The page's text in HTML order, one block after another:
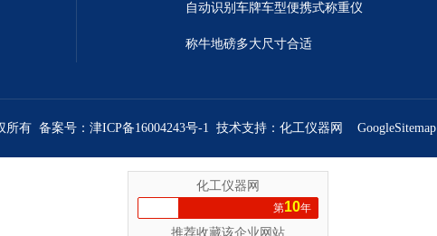
自动识别车牌车型便携式称重仪
称牛地磅多大尺寸合适
所有 备案号： 津ICP备16004243号-1 技术支持： 化工仪器网 GoogleSitemap
化工仪器网
第10年
推荐收藏该企业网站